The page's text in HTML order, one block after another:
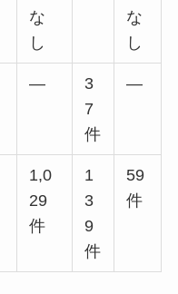
な
し
な
し
―
3
7
件
―
1,0
29
件
1
3
9
件
59
件